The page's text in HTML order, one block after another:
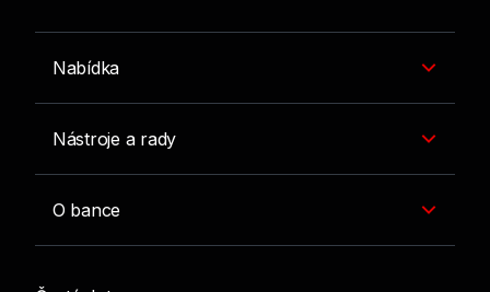
Nabídka
Nástroje a rady
O bance